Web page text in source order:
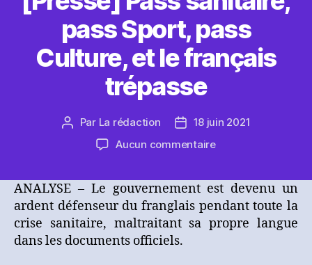
pass Sport, pass
Culture, et le français
trépasse
Auteur
l’article
Par La rédaction
Date18 juin 2021
Aucun commentairesur
sanitaire,
pass
Sport,
ANALYSE – Le gouvernement est devenu un
ardent défenseur du franglais pendant toute la
crise sanitaire, maltraitant sa propre langue
dans les documents officiels.